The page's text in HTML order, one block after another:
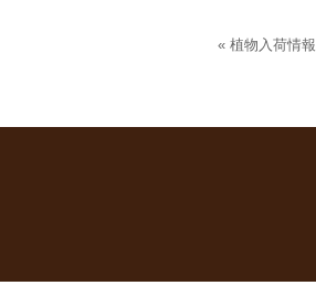
« 植物入荷情報